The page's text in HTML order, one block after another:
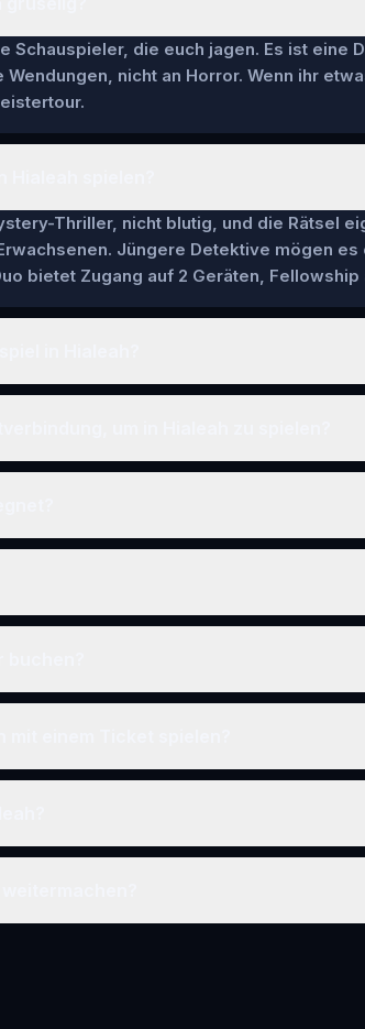
Schauspieler, die euch jagen. Es ist eine
nicht an Horror. Wenn ihr
Thriller, nicht blutig, und die Rätsel
Jüngere Detektive mögen
bietet Zugang auf 2 Geräten, Fellowship